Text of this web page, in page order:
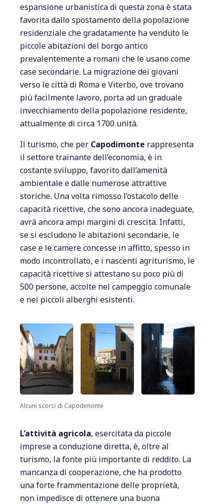
espansione urbanistica di questa zona è stata
favorita dallo spostamento della popolazione
residenziale che gradatamente ha venduto le
piccole abitazioni del borgo antico
prevalentemente a romani che le usano come
case secondarie. La migrazione dei giovani
verso le città di Roma e Viterbo, ove trovano
più facilmente lavoro, porta ad un graduale
invecchiamento della popolazione residente,
attualmente di circa 1700 unità.
Il turismo, che per Capodimonte rappresenta
il settore trainante dell’economia, è in
costante sviluppo, favorito dall’amenità
ambientale e dalle numerose attrattive
storiche. Una volta rimosso l’ostacolo delle
capacità ricettive, che sono ancora inadeguate,
avrà ancora ampi margini di crescita. Infatti,
se si escludono le abitazioni secondarie, le
case e le camere concesse in affitto, spesso in
modo incontrollato, e i nascenti agriturismo, le
capacità ricettive si attestano su poco più di
500 persone, accolte nel campeggio comunale
e nei piccoli alberghi esistenti.
Alcuni scorci di Capodimonte
L’attività agricola, esercitata da piccole
imprese a conduzione diretta, è, oltre al
turismo, la fonte più importante di reddito. La
mancanza di cooperazione, che ha prodotto
una forte frammentazione delle proprietà,
non impedisce di ottenere una buona